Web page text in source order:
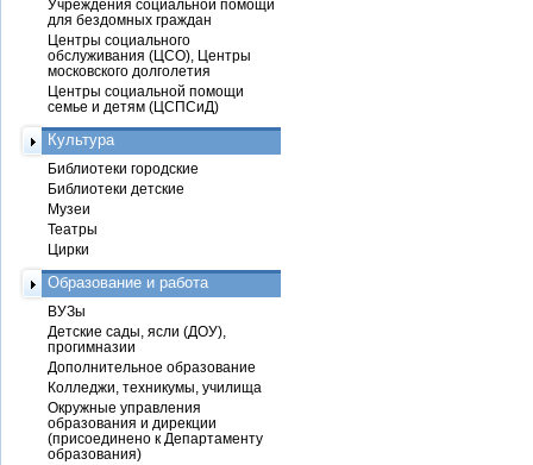
Учреждения социальной помощи
для бездомных граждан
Центры социального
обслуживания (ЦСО), Центры
московского долголетия
Центры социальной помощи
семье и детям (ЦСПСиД)
Культура
Библиотеки городские
Библиотеки детские
Музеи
Театры
Цирки
Образование и работа
ВУЗы
Детские сады, ясли (ДОУ),
прогимназии
Дополнительное образование
Колледжи, техникумы, училища
Окружные управления
образования и дирекции
(присоединено к Департаменту
образования)